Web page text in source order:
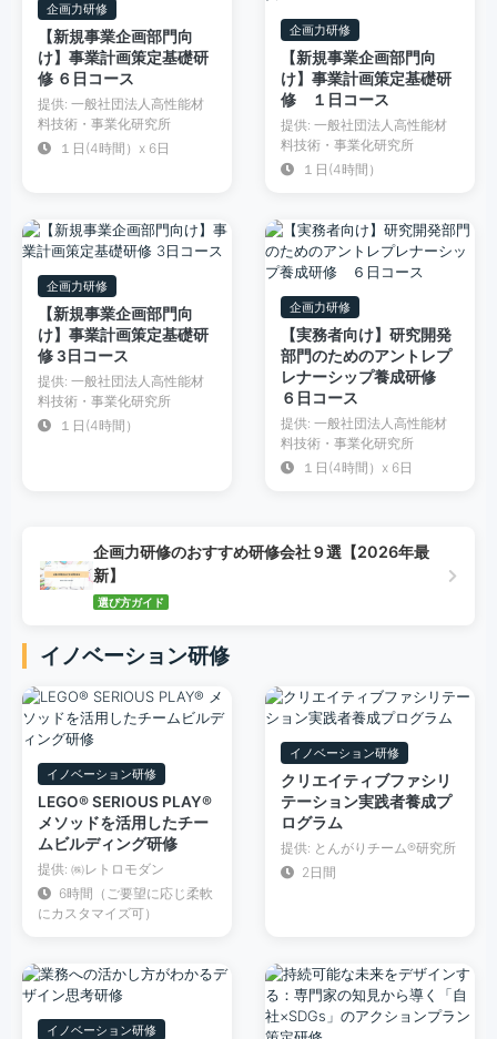
企画力研修
【新規事業企画部門向
け】事業計画策定基礎研
修 ６日コース
提供: 一般社団法人高性能材
料技術・事業化研究所
１日(4時間）x 6日
企画力研修
【新規事業企画部門向
け】事業計画策定基礎研
修 １日コース
提供: 一般社団法人高性能材
料技術・事業化研究所
１日(4時間）
企画力研修
【新規事業企画部門向
け】事業計画策定基礎研
修 3日コース
提供: 一般社団法人高性能材
料技術・事業化研究所
１日(4時間）
企画力研修
【実務者向け】研究開発
部門のためのアントレプ
レナーシップ養成研修
６日コース
提供: 一般社団法人高性能材
料技術・事業化研究所
１日(4時間）x 6日
企画力研修のおすすめ研修会社９選【2026年最
新】
選び方ガイド
イノベーション研修
イノベーション研修
LEGO® SERIOUS PLAY®
メソッドを活用したチー
ムビルディング研修
提供: ㈱レトロモダン
6時間（ご要望に応じ柔軟
にカスタマイズ可）
イノベーション研修
クリエイティブファシリ
テーション実践者養成プ
ログラム
提供: とんがりチーム®︎研究所
2日間
イノベーション研修